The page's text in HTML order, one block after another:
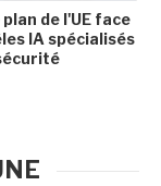
de l'UE face
IA spécialisés